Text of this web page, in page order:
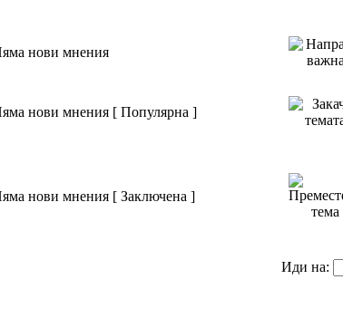
нови мнения
нови мнения [ Популярна ]
нови мнения [ Заключена ]
Иди на: